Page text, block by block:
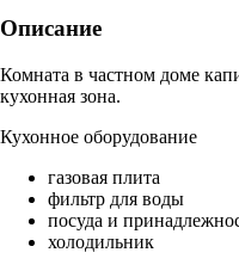
Описание
Комната в частном доме
кухонная зона.
Кухонное оборудование
газовая плита
фильтр для воды
посуда и
холодильник